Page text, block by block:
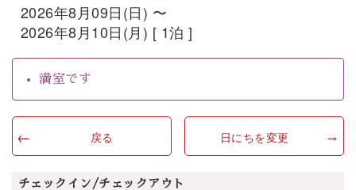
2026年8月09日(日) 〜
2026年8月10日(月) [ 1泊 ]
満室です
戻る 日にちを変更
チェックイン/チェックアウト